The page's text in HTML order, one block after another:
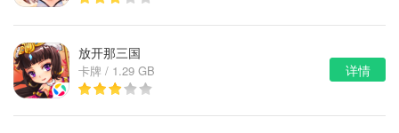
放开那三国
卡牌 / 1.29 GB 详情